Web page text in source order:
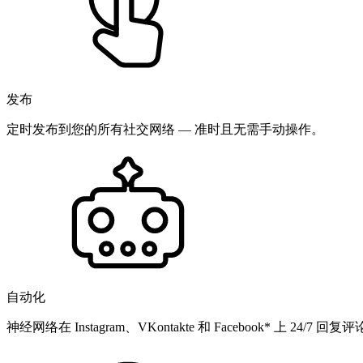
发布
定时发布到您的所有社交网络 — 准时且无需手动操作。
自动化
神经网络在 Instagram、VKontakte 和 Facebook* 上 24/7 回复评